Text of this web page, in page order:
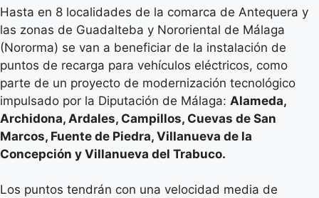
Hasta en 8 localidades de la comarca de Antequera y
las zonas de Guadalteba y Nororiental de Málaga
(Nororma) se van a beneficiar de la instalación de
puntos de recarga para vehículos eléctricos, como
parte de un proyecto de modernización tecnológico
impulsado por la Diputación de Málaga: Alameda,
Archidona, Ardales, Campillos, Cuevas de San
Marcos, Fuente de Piedra, Villanueva de la
Concepción y Villanueva del Trabuco.
Los puntos tendrán con una velocidad media de